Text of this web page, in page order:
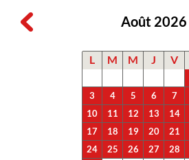
Août 2026
L M M J V
3
4 5 6 7
10
11 12 13 14
17
18 19 20 21
24
25 26 27 28